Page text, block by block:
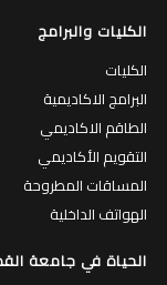
الكليات والبرامج
الكليات
البرامج الاكاديمية
الطاقم الاكاديمي
التقويم الأكاديمي
المساقات المطروحة
الهواتف الداخلية
الحياة في جامعة